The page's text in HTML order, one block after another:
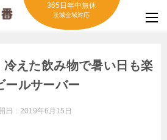
365日年中無休
茨城全域対応
冷えた飲み物で暑い日も楽
ールサーバー
日： 2019年6月15日